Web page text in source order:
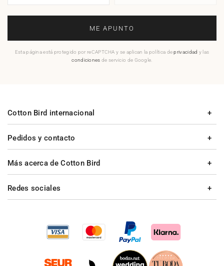
ME APUNTO
Esta página está protegido por reCAPTCHA y se aplican la política deprivacidad y las
condiciones de servicio de Google.
Pedidos y contacto
Más acerca de Cotton Bird
Cotton Bird internacional
Redes sociales